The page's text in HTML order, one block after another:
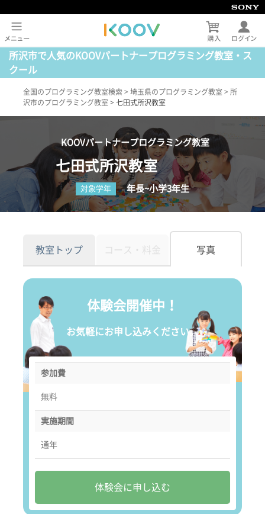
所沢市で人気のKOOVパートナープログラミング教室・ス
クール
全国のプログラミング教室検索 > 埼玉県のプログラミング教室 > 所
沢市のプログラミング教室 > 七田式所沢教室
KOOVパートナープログラミング教室
七田式所沢教室
対象学年 年長~小学3年生
教室トップ コース・料金 写真
体験会開催中！
お気軽にお申し込みください。
参加費
無料
実施期間
通年
体験会に申し込む